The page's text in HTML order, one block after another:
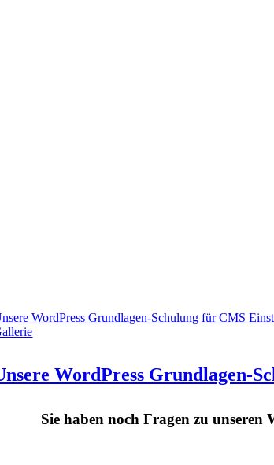
WordPress Grundlagen-Schulung für CMS
WordPress Grundlagen-
Sie haben noch Fragen zu